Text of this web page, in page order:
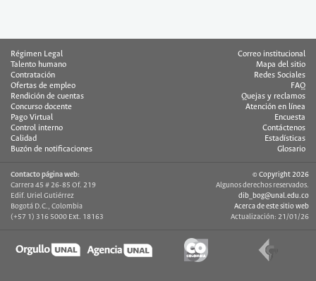
Régimen Legal
Talento humano
Contratación
Ofertas de empleo
Rendición de cuentas
Concurso docente
Pago Virtual
Control interno
Calidad
Buzón de notificaciones
Correo institucional
Mapa del sitio
Redes Sociales
FAQ
Quejas y reclamos
Atención en línea
Encuesta
Contáctenos
Estadísticas
Glosario
Contacto página web:
Carrera 45 # 26-85 Of. 219
Edif. Uriel Gutiérrez
Bogotá D.C., Colombia
(+57 1) 316 5000 Ext. 18163
© Copyright 2026
Algunos derechos reservados.
dib_bog@unal.edu.co
Acerca de este sitio web
Actualización: 21/01/26